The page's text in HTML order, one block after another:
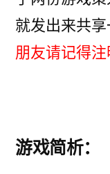
就发出来共享
朋友请记得注
游戏简析：